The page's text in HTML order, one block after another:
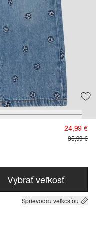
24,99 €
35,99 €
Vybrať veľkosť
Sprievodcu veľkosťou